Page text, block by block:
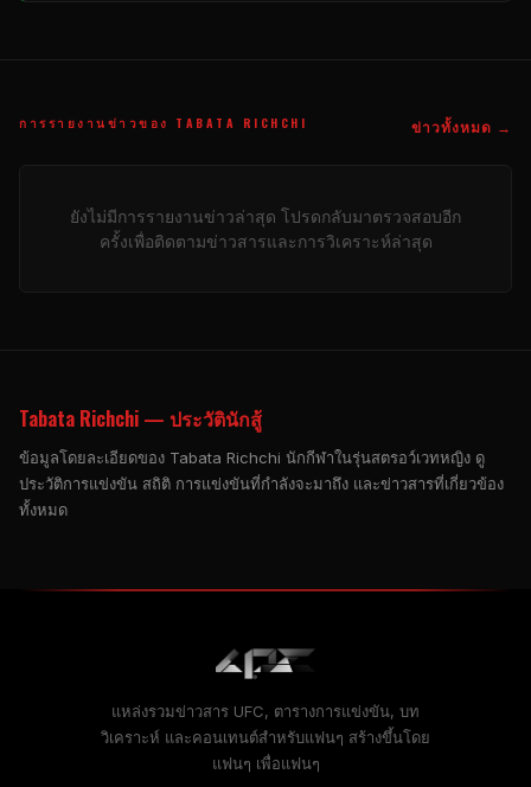
การรายงานข่าวของ TABATA RICHCHI ข่าวทั้งหมด →
ยังไม่มีการรายงานข่าวล่าสุด โปรดกลับมาตรวจสอบอีก
ครั้งเพื่อติดตามข่าวสารและการวิเคราะห์ล่าสุด
Tabata Richchi — ประวัตินักสู้
ข้อมูลโดยละเอียดของ Tabata Richchi นักกีฬาในรุ่นสตรอว์เวทหญิง ดู
ประวัติการแข่งขัน สถิติ การแข่งขันที่กำลังจะมาถึง และข่าวสารที่เกี่ยวข้อง
ทั้งหมด
แหล่งรวมข่าวสาร UFC, ตารางการแข่งขัน, บท
วิเคราะห์ และคอนเทนต์สำหรับแฟนๆ สร้างขึ้นโดย
แฟนๆ เพื่อแฟนๆ